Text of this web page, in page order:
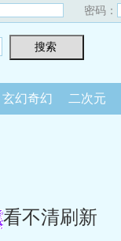
密码：
玄幻奇幻 二次元
看不清刷新